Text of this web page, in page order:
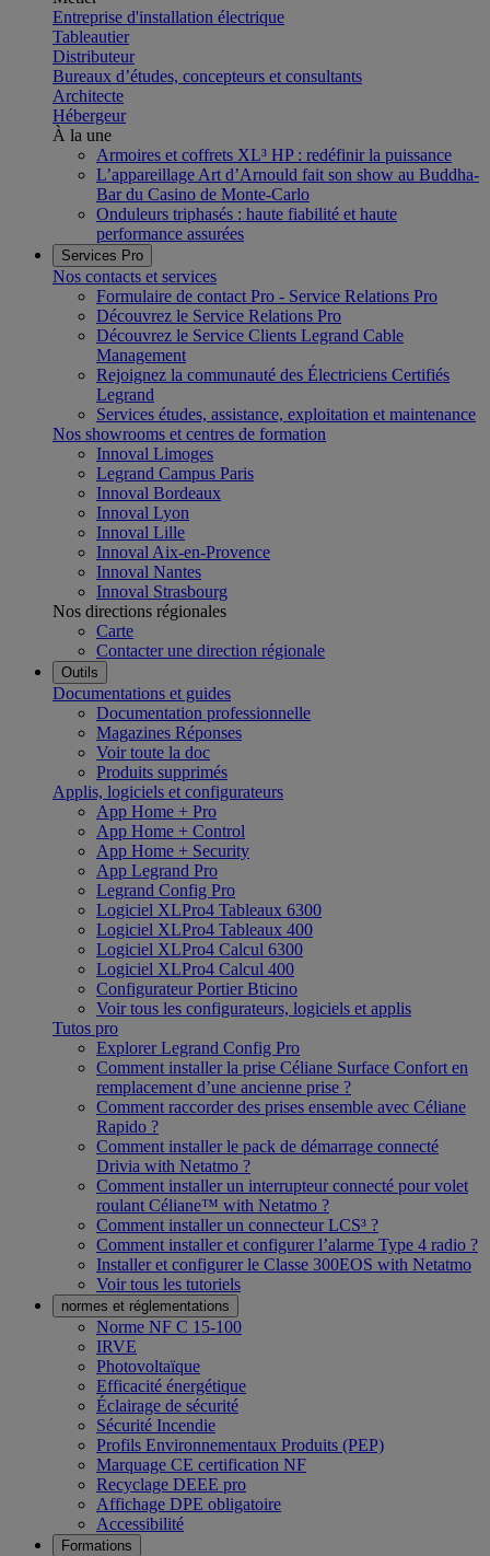
Entreprise d'installation électrique
Tableautier
Distributeur
Bureaux d’études, concepteurs et consultants
Architecte
Hébergeur
À la une
Armoires et coffrets XL³ HP : redéfinir la puissance
L’appareillage Art d’Arnould fait son show au Buddha-
Bar du Casino de Monte-Carlo
Onduleurs triphasés : haute fiabilité et haute
performance assurées
Services Pro
Nos contacts et services
Formulaire de contact Pro - Service Relations Pro
Découvrez le Service Relations Pro
Découvrez le Service Clients Legrand Cable
Management
Rejoignez la communauté des Électriciens Certifiés
Legrand
Services études, assistance, exploitation et maintenance
Nos showrooms et centres de formation
Innoval Limoges
Legrand Campus Paris
Innoval Bordeaux
Innoval Lyon
Innoval Lille
Innoval Aix-en-Provence
Innoval Nantes
Innoval Strasbourg
Nos directions régionales
Carte
Contacter une direction régionale
Outils
Documentations et guides
Documentation professionnelle
Magazines Réponses
Voir toute la doc
Produits supprimés
Applis, logiciels et configurateurs
App Home + Pro
App Home + Control
App Home + Security
App Legrand Pro
Legrand Config Pro
Logiciel XLPro4 Tableaux 6300
Logiciel XLPro4 Tableaux 400
Logiciel XLPro4 Calcul 6300
Logiciel XLPro4 Calcul 400
Configurateur Portier Bticino
Voir tous les configurateurs, logiciels et applis
Tutos pro
Explorer Legrand Config Pro
Comment installer la prise Céliane Surface Confort en
remplacement d’une ancienne prise ?
Comment raccorder des prises ensemble avec Céliane
Rapido ?
Comment installer le pack de démarrage connecté
Drivia with Netatmo ?
Comment installer un interrupteur connecté pour volet
roulant Céliane™ with Netatmo ?
Comment installer un connecteur LCS³ ?
Comment installer et configurer l’alarme Type 4 radio ?
Installer et configurer le Classe 300EOS with Netatmo
Voir tous les tutoriels
normes et réglementations
Norme NF C 15-100
IRVE
Photovoltaïque
Efficacité énergétique
Éclairage de sécurité
Sécurité Incendie
Profils Environnementaux Produits (PEP)
Marquage CE certification NF
Recyclage DEEE pro
Affichage DPE obligatoire
Accessibilité
Formations